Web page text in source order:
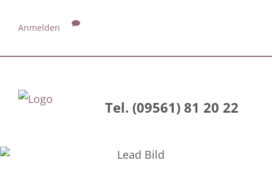
Anmelden
Tel. (09561) 81 20 22